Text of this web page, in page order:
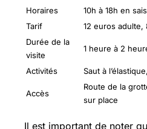
Horaires
10h à 18h en
Tarif
12 euros adulte,
Durée de la
visite
1 heure à 2
Activités Saut à
Accès
Route de la
sur place
Il est important de noter